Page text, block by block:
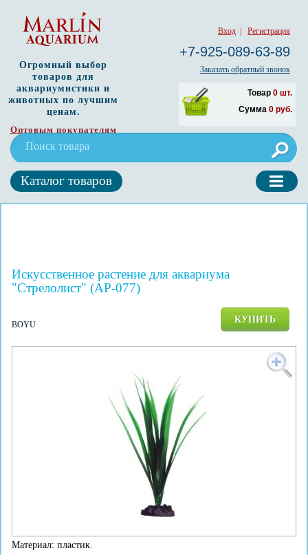
Вход Регистрация
+7-925-089-63-89
Заказать обратный звонок
Товар 0 шт.
Сумма 0 руб.
Огромный выбор
товаров для
аквариумистики и
животных по лучшим
ценам.
Оптовым покупателям
Каталог товаров
Искусственное растение для аквариума
"Стрелолист" (AP-077)
BOYU КУПИТЬ
Материал: пластик.